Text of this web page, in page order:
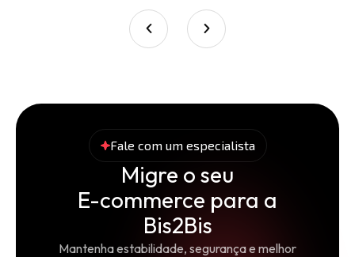
Fale com um especialista
Migre o seu
E-commerce para a
Bis2Bis
Mantenha estabilidade, segurança e melhor